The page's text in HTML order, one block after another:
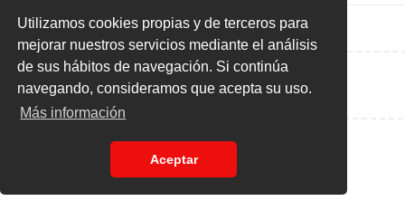
Utilizamos cookies propias y de terceros para
mejorar nuestros servicios mediante el análisis
de sus hábitos de navegación. Si continúa
navegando, consideramos que acepta su uso.
Más información
Aceptar
Escribe una respuesta...